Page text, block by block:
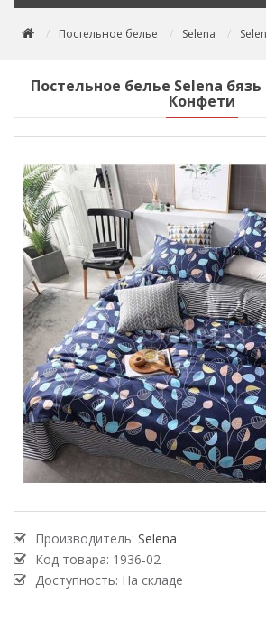
Постельное белье Selena
Постельное белье Selena бязь
Конфети
Производитель: Selena
Код товара: 1936-02
Доступность: На складе